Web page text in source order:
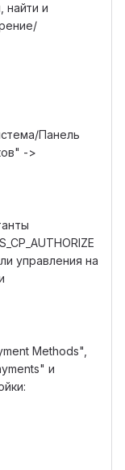
найти и
Панель
->
управления на
Methods",
и